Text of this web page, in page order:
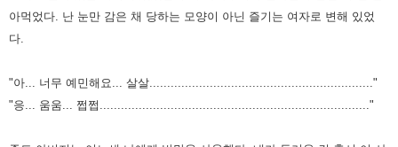
아먹었다. 난 눈만 감은 채 당하는 모양이 아닌 즐기는 여자로 변해 있었
다.
"아... 너무 예민해요... 살살..............................................................."
"응... 움움... 쩝쩝............................................................................"